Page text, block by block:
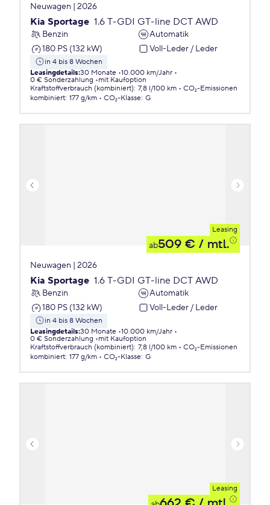
Neuwagen | 2026
Kia Sportage 1.6 T-GDI GT-line DCT AWD
Benzin
Automatik
180 PS (132 kW)
Voll-Leder / Leder
in 4 bis 8 Wochen
Leasingdetails:30 Monate 10.000 km/Jahr
0 € Sonderzahlung
mit Kaufoption
Kraftstoffverbrauch (kombiniert): 7,8 l/100 km
CO₂-Emissionen
kombiniert: 177 g/km CO₂-Klasse: G
Leasing
ab509 € / mtl.
Neuwagen | 2026
Kia Sportage 1.6 T-GDI GT-line DCT AWD
Benzin
Automatik
180 PS (132 kW)
Voll-Leder / Leder
in 4 bis 8 Wochen
Leasingdetails:30 Monate 10.000 km/Jahr
0 € Sonderzahlung
mit Kaufoption
Kraftstoffverbrauch (kombiniert): 7,8 l/100 km
CO₂-Emissionen
kombiniert: 177 g/km CO₂-Klasse: G
Leasing